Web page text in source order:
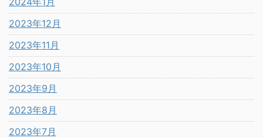
2023年12月
2023年11月
2023年10月
2023年9月
2023年8月
2023年7月